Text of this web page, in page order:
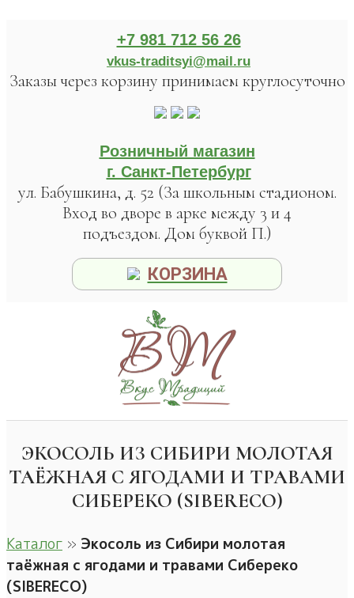
+7 981 712 56 26
vkus-traditsyi@mail.ru
Заказы через корзину принимаем круглосуточно
Розничный магазин
г. Санкт-Петербург
ул. Бабушкина, д. 52 (За школьным стадионом.
Вход во дворе в арке между 3 и 4
подъездом. Дом буквой П.)
КОРЗИНА
ЭКОСОЛЬ ИЗ СИБИРИ МОЛОТАЯ
ТАЁЖНАЯ С ЯГОДАМИ И ТРАВАМИ
СИБЕРЕКО (SIBERECO)
Каталог » Экосоль из Сибири молотая
таёжная с ягодами и травами Сибереко
(SIBERECO)